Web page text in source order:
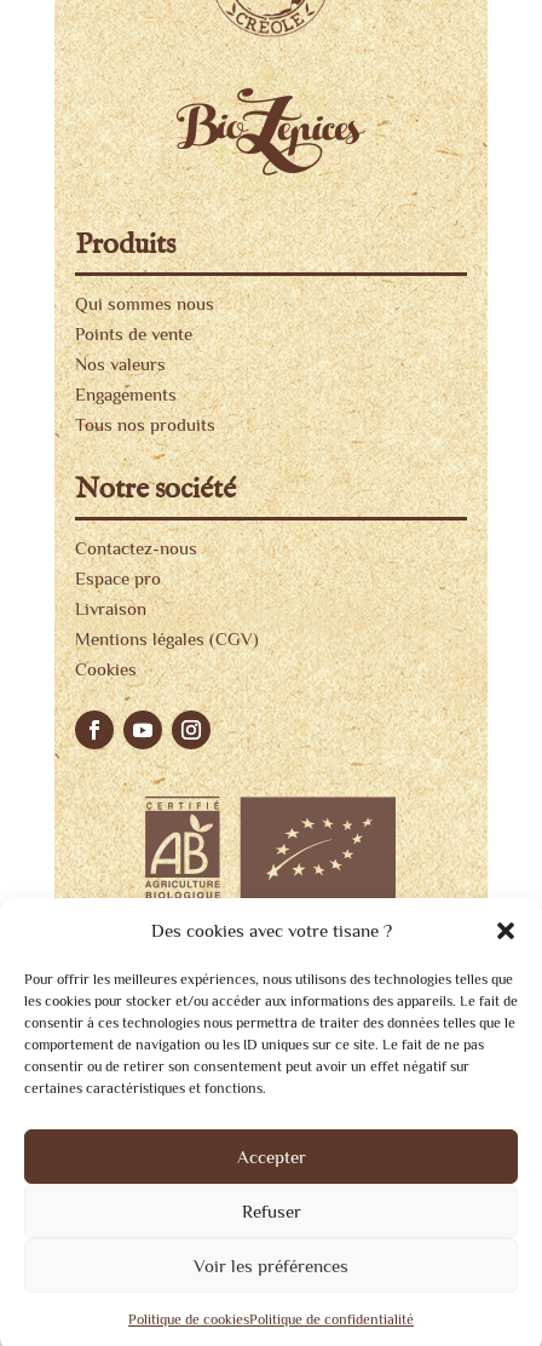
Des cookies avec votre tisane ?
Pour offrir les meilleures expériences, nous utilisons des technologies telles que
les cookies pour stocker et/ou accéder aux informations des appareils. Le fait de
consentir à ces technologies nous permettra de traiter des données telles que le
comportement de navigation ou les ID uniques sur ce site. Le fait de ne pas
consentir ou de retirer son consentement peut avoir un effet négatif sur
certaines caractéristiques et fonctions.
Accepter
Refuser
Voir les préférences
Politique de cookiesPolitique de confidentialité
Produits
Qui sommes nous
Points de vente
Nos valeurs
Engagements
Tous nos produits
Notre société
Contactez-nous
Espace pro
Livraison
Mentions légales (CGV)
Cookies
© 2026 - Herboristerie Créole